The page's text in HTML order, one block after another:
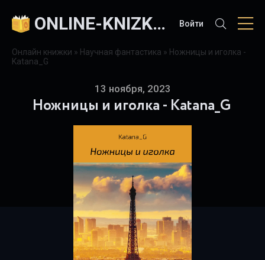
ONLINE-KNIZKI.COM Войти
Онлайн книжки » Научная фантастика » Ножницы и иголка -
Katana_G
Ножницы и иголка - Katana_G
13 ноября, 2023